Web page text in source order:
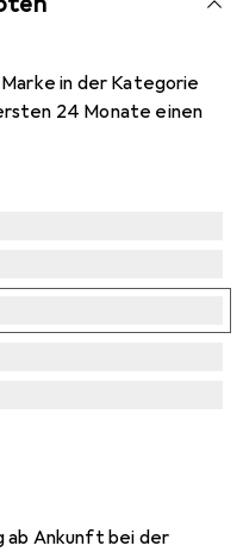
in der Kategorie
24 Monate einen
ab Ankunft bei der